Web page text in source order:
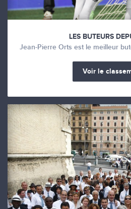
LES BUTEURS
Jean-Pierre Orts est le meilleur
Voir le